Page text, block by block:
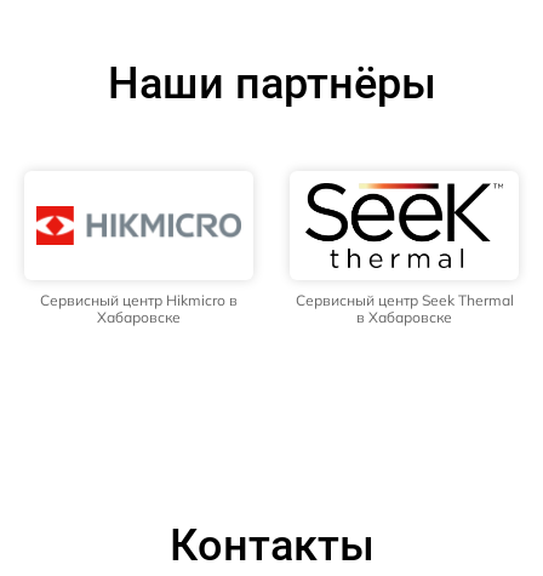
Наши партнёры
Сервисный центр Hikmicro в
Хабаровске
Сервисный центр Seek Thermal
в Хабаровске
Контакты